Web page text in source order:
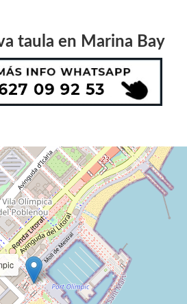
taula en Marina Bay